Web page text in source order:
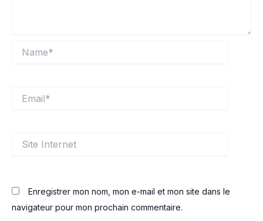
Internet
Enregistrer mon nom, mon e-mail et mon site dans le
navigateur pour mon prochain commentaire.